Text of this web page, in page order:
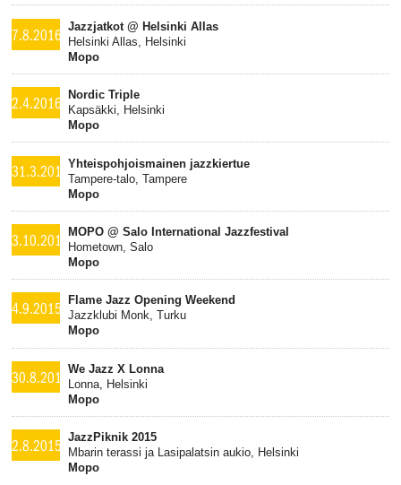
7.8.2016
Jazzjatkot @ Helsinki Allas
Helsinki Allas, Helsinki
Mopo
2.4.2016
Nordic Triple
Kapsäkki, Helsinki
Mopo
31.3.2016Yhteispohjoismainen jazzkiertue
Tampere-talo, Tampere
Mopo
3.10.2015MOPO @ Salo International Jazzfestival
Hometown, Salo
Mopo
4.9.2015
Flame Jazz Opening Weekend
Jazzklubi Monk, Turku
Mopo
30.8.2015
We Jazz X Lonna
Lonna, Helsinki
Mopo
2.8.2015
JazzPiknik 2015
Mbarin terassi ja Lasipalatsin aukio, Helsinki
Mopo